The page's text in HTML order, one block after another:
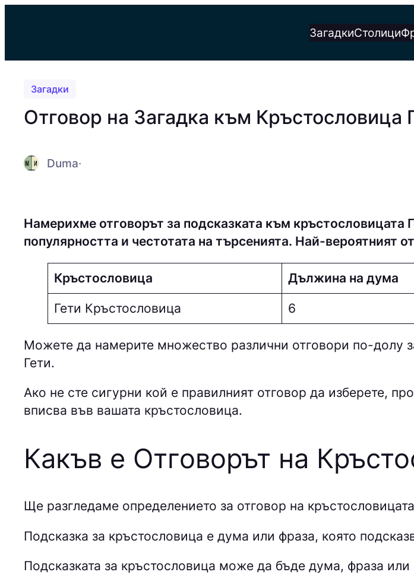
ЗагадкиСтолици
Загадки
Отговор на Загадка към Кръстословица
Duma·
Намерихме отговорът за подсказката към
популярността и честотата на търсенията. Най-вероятният
Кръстословица Дължина на дума
Гети Кръстословица 6
Можете да намерите множество различни отговори по-долу
Гети.
Ако не сте сигурни кой е правилният отговор да изберете,
вписва във вашата кръстословица.
Какъв е Отговорът на
Ще разгледаме определението за отговор на кръстословицата
Подсказка за кръстословица е дума или фраза, която
Подсказката за кръстословица може да бъде дума, фраза или